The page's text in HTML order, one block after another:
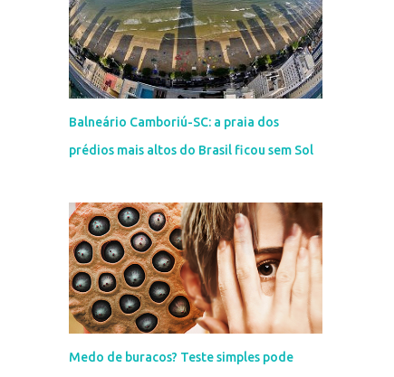
Balneário Camboriú-SC: a praia dos
prédios mais altos do Brasil ficou sem Sol
Medo de buracos? Teste simples pode